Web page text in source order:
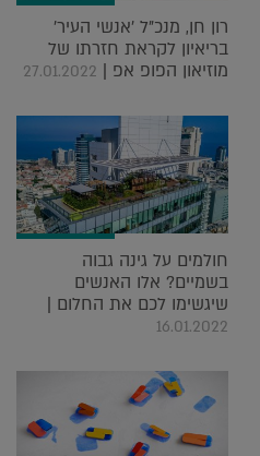
רון חן, מנכ"ל 'אנשי העיר'
בריאיון לקראת חזרתו של
מוזיאון הפופ אפ | 27.01.2022
חולמים על גינה גבוה
בשמיים? אלו האנשים
שיגשימו לכם את החלום |
16.01.2022